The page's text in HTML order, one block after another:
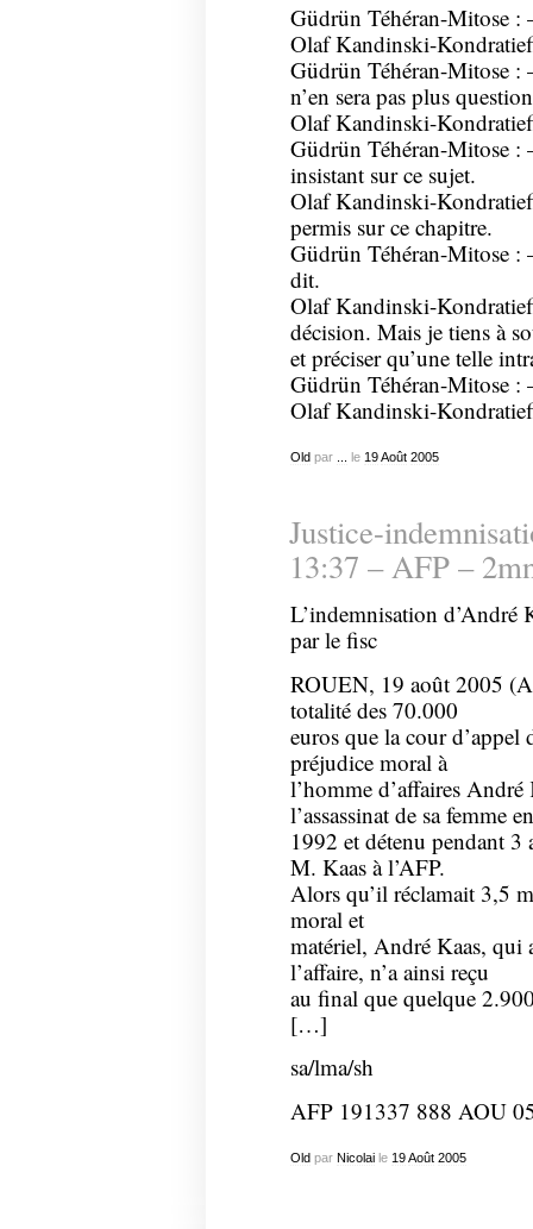
Güdrün Téhéran-Mitose :
Olaf Kandinski-
Güdrün Téhéran-Mitose :
n’en sera pas plus
Olaf Kandinski-
Güdrün Téhéran-Mitose :
insistant sur ce sujet.
Olaf Kandinski-
permis sur ce chapitre.
Güdrün Téhéran-Mitose :
dit.
Olaf Kandinski-
décision. Mais je tiens à
et préciser qu’une telle
Güdrün Téhéran-Mitose :
Olaf Kandinski-
Oldpar le 19 Août 2005
Justice-
13:37 – AFP –
L’indemnisation d’André
par le fisc
ROUEN, 19 août 2005
totalité des 70.000
euros que la cour d’appel
préjudice moral à
l’homme d’affaires André
l’assassinat de sa femme en
1992 et détenu pendant
M. Kaas à l’AFP.
Alors qu’il réclamait 3,5
moral et
matériel, André Kaas, qui
l’affaire, n’a ainsi reçu
au final que quelque
[…]
sa/lma/sh
AFP 191337 888 AOU
Oldpar Nicolaile 19 Août 2005